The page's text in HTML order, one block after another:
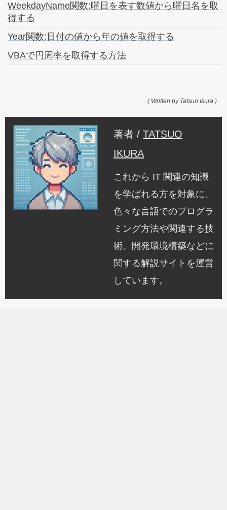
WeekdayName関数:曜日を表す数値から曜日名を取
得する
Year関数:日付の値から年の値を取得する
VBAで円周率を取得する方法
( Written by Tatsuo Ikura )
著者 / TATSUO
IKURA
これから IT 関連の知識
を学ばれる方を対象に、
色々な言語でのプログラ
ミング方法や関連する技
術、開発環境構築などに
関する解説サイトを運営
しています。